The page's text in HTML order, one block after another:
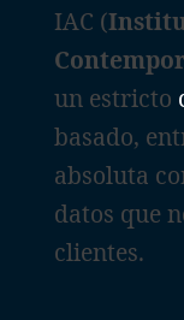
IAC (
un estricto
basado,
absoluta
datos que
clientes.